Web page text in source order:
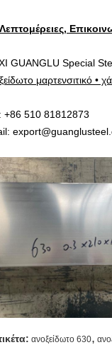
Λεπτομέρειες,
GUANGLU Special
μαρτενσιτικό •
+86 510 81812873
ανοξείδωτο 630,